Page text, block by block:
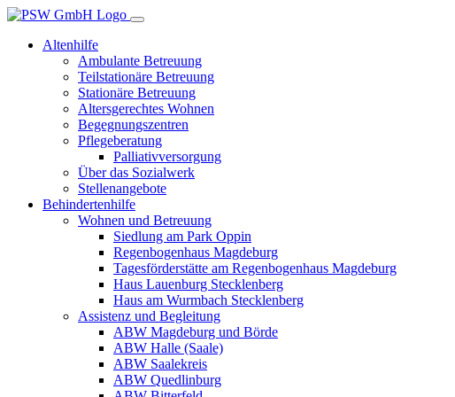
Altenhilfe
Ambulante Betreuung
Teilstationäre Betreuung
Stationäre Betreuung
Altersgerechtes Wohnen
Begegnungszentren
Pflegeberatung
Palliativversorgung
Über das Sozialwerk
Stellenangebote
Behindertenhilfe
Wohnen und Betreuung
Siedlung am Park Oppin
Regenbogenhaus Magdeburg
Tagesförderstätte am Regenbogenhaus Magdeburg
Haus Lauenburg Stecklenberg
Haus am Wurmbach Stecklenberg
Assistenz und Begleitung
ABW Magdeburg und Börde
ABW Halle (Saale)
ABW Saalekreis
ABW Quedlinburg